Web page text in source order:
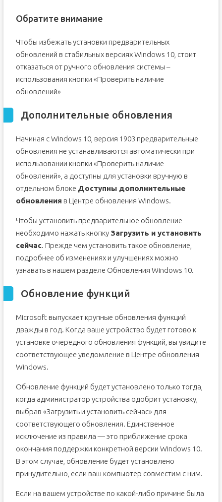
Обратите внимание
Чтобы избежать установки предварительных
обновлений в стабильных версиях Windows 10, стоит
отказаться от ручного обновления системы –
использования кнопки «Проверить наличие
обновлений»
Дополнительные обновления
Начиная с Windows 10, версия 1903 предварительные
обновления не устанавливаются автоматически при
использовании кнопки «Проверить наличие
обновлений», а доступны для установки вручную в
отдельном блоке Доступны дополнительные
обновления в Центре обновления Windows.
Чтобы установить предварительное обновление
необходимо нажать кнопку Загрузить и установить
сейчас. Прежде чем установить такое обновление,
подробнее об изменениях и улучшениях можно
узнавать в нашем разделе Обновления Windows 10.
Обновление функций
Microsoft выпускает крупные обновления функций
дважды в год. Когда ваше устройство будет готово к
установке очередного обновления функций, вы увидите
соответствующее уведомление в Центре обновления
Windows.
Обновление функций будет установлено только тогда,
когда администратор устройства одобрит установку,
выбрав «Загрузить и установить сейчас» для
соответствующего обновления. Единственное
исключение из правила — это приближение срока
окончания поддержки конкретной версии Windows 10.
В этом случае, обновление будет установлено
принудительно, если ваш компьютер совместим с ним.
Если на вашем устройстве по какой-либо причине была